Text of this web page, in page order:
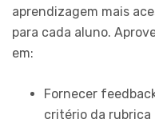
aprendizagem mais
para cada aluno.
em:
Fornecer
critério da rubrica